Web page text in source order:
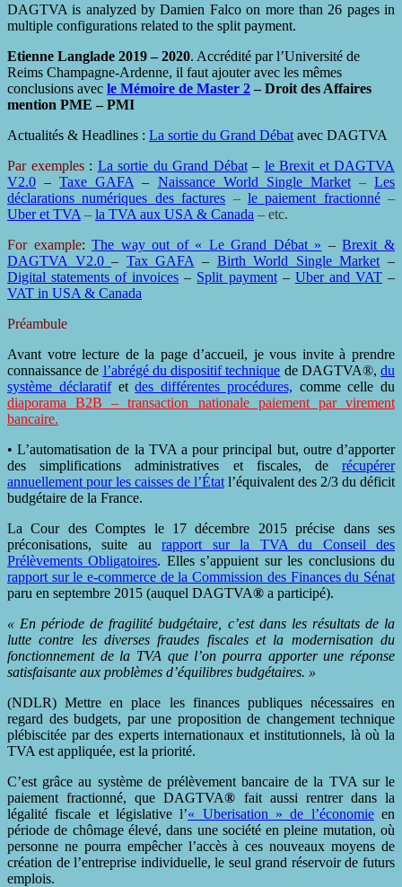
DAGTVA is analyzed by Damien Falco on more than 26 pages in
multiple configurations related to the split payment.
Etienne Langlade 2019 – 2020. Accrédité par l’Université de
Reims Champagne-Ardenne, il faut ajouter avec les mêmes
conclusions avec le Mémoire de Master 2 – Droit des Affaires
mention PME – PMI
Actualités & Headlines : La sortie du Grand Débat avec DAGTVA
Par exemples: La sortie du Grand Débat– le Brexit et DAGTVA
V2.0 –Taxe GAFA – Naissance World Single Market –Les
déclarations numériques des factures – le paiement fractionné–
Uber et TVA – la TVA aux USA & Canada – etc.
For example:The way out of « Le Grand Débat » –Brexit &
DAGTVA V2.0– Tax GAFA – Birth World Single Market –
Digital statements of invoices – Split payment– Uber and VAT–
VAT in USA & Canada
Préambule
Avant votre lecture de la page d’accueil, je vous invite à prendre
connaissance de l’abrégé du dispositif technique de DAGTVA®, du
système déclaratifetdes différentes procédures, comme celle du
diaporama B2B – transaction nationale paiement par virement
bancaire.
• L’automatisation de la TVA a pour principal but, outre d’apporter
des simplifications administratives et fiscales, de récupérer
annuellement pour les caisses de l’État l’équivalent des 2/3 du déficit
budgétaire de la France.
La Cour des Comptes le 17 décembre 2015 précise dans ses
préconisations, suite aurapport sur la TVA du Conseil des
Prélèvements Obligatoires. Elles s’appuient sur les conclusions du
rapport sur le e-commerce de la Commission des Finances du Sénat
paru en septembre 2015 (auquel DAGTVA® a participé).
« En période de fragilité budgétaire, c’est dans les résultats de la
lutte contre les diverses fraudes fiscales et la modernisation du
fonctionnement de la TVA que l’on pourra apporter une réponse
satisfaisante aux problèmes d’équilibres budgétaires. »
(NDLR) Mettre en place les finances publiques nécessaires en
regard des budgets, par une proposition de changement technique
plébiscitée par des experts internationaux et institutionnels, là où la
TVA est appliquée, est la priorité.
C’est grâce au système de prélèvement bancaire de la TVA sur le
paiement fractionné, que DAGTVA® fait aussi rentrer dans la
légalité fiscale et législative l’« Uberisation » de l’économieen
période de chômage élevé, dans une société en pleine mutation, où
personne ne pourra empêcher l’accès à ces nouveaux moyens de
création de l’entreprise individuelle, le seul grand réservoir de futurs
emplois.